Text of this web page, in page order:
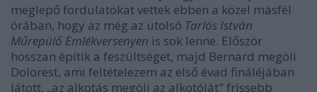
meglepő fordulatokat vettek ebben a közel másfél
órában, hogy az még az utolsó Tarlós István
Műrepülő Emlékversenyen is sok lenne. Először
hosszan építik a feszültséget, majd Bernard megöli
Dolorest, ami feltételezem az első évad fináléjában
látott, „az alkotás megöli az alkotóját" frissebb